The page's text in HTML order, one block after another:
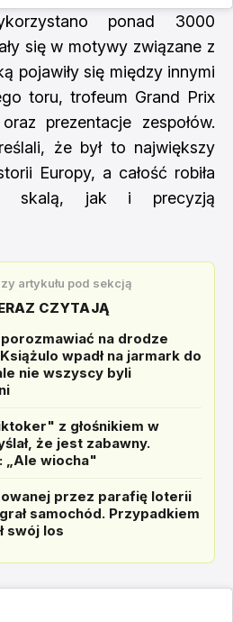
ponad 3000
się w motywy związane z
pojawiły się między innymi
toru, trofeum Grand Prix
prezentacje zespołów.
że był to największy
Europy, a całość robiła
skalą, jak i precyzją
artykułu pod sekcją
CZYTAJĄ
na drodze
wpadł na jarmark do
nie wszyscy byli
z głośnikiem w
że jest zabawny.
„Ale wiocha"
przez parafię loterii
samochód. Przypadkiem
swój los